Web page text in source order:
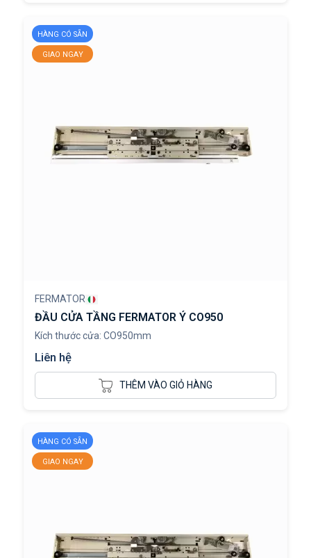
HÀNG CÓ SẴN
GIAO NGAY
FERMATOR
ĐẦU CỬA TẦNG FERMATOR Ý CO950
Kích thước cửa: CO950mm
Liên hệ
THÊM VÀO GIỎ HÀNG
HÀNG CÓ SẴN
GIAO NGAY